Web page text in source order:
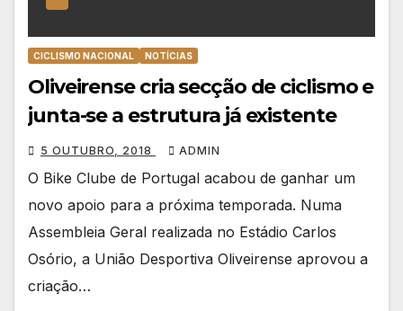
CICLISMO NACIONAL NOTÍCIAS
Oliveirense cria secção de ciclismo e
junta-se a estrutura já existente
5 OUTUBRO, 2018 ADMIN
O Bike Clube de Portugal acabou de ganhar um
novo apoio para a próxima temporada. Numa
Assembleia Geral realizada no Estádio Carlos
Osório, a União Desportiva Oliveirense aprovou a
criação…